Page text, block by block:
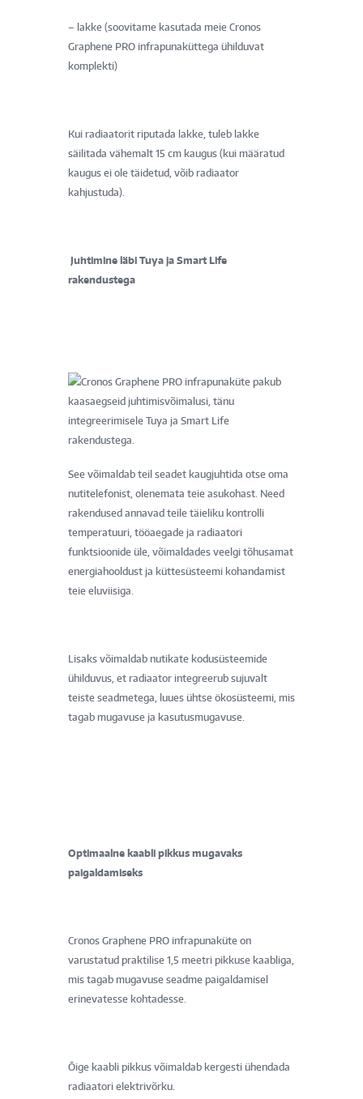
– lakke (soovitame kasutada meie Cronos
Graphene PRO infrapunaküttega ühilduvat
komplekti)
Kui radiaatorit riputada lakke, tuleb lakke
säilitada vähemalt 15 cm kaugus (kui määratud
kaugus ei ole täidetud, võib radiaator
kahjustuda).
Juhtimine läbi Tuya ja Smart Life
rakendustega
Cronos Graphene PRO infrapunaküte pakub
kaasaegseid juhtimisvõimalusi, tänu
integreerimisele Tuya ja Smart Life
rakendustega.
See võimaldab teil seadet kaugjuhtida otse oma
nutitelefonist, olenemata teie asukohast. Need
rakendused annavad teile täieliku kontrolli
temperatuuri, tööaegade ja radiaatori
funktsioonide üle, võimaldades veelgi tõhusamat
energiahooldust ja küttesüsteemi kohandamist
teie eluviisiga.
Lisaks võimaldab nutikate kodusüsteemide
ühilduvus, et radiaator integreerub sujuvalt
teiste seadmetega, luues ühtse ökosüsteemi, mis
tagab mugavuse ja kasutusmugavuse.
Optimaalne kaabli pikkus mugavaks
paigaldamiseks
Cronos Graphene PRO infrapunaküte on
varustatud praktilise 1,5 meetri pikkuse kaabliga,
mis tagab mugavuse seadme paigaldamisel
erinevatesse kohtadesse.
Õige kaabli pikkus võimaldab kergesti ühendada
radiaatori elektrivõrku.